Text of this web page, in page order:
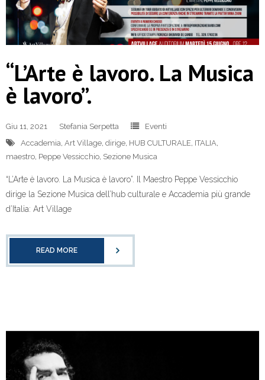
“L’Arte è lavoro. La Musica
è lavoro”.
Giu 11, 2021 Stefania Serpetta
Eventi
Accademia Art Village dirige HUB CULTURALE ITALIA
maestro Peppe Vessicchio Sezione Musica
“L’Arte è lavoro. La Musica è lavoro”. Il Maestro Peppe Vessicchio
dirige la Sezione Musica dell’hub culturale e Accademia più grande
d’Italia: Art Village
READ MORE